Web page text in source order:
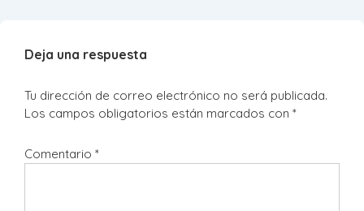
Deja una respuesta
Tu dirección de correo electrónico no será publicada.
Los campos obligatorios están marcados con *
Comentario *